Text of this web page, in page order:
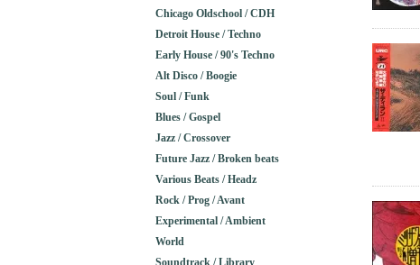
Chicago Oldschool / CDH
Detroit House / Techno
Early House / 90's Techno
Alt Disco / Boogie
Soul / Funk
Blues / Gospel
Jazz / Crossover
Future Jazz / Broken beats
Various Beats / Headz
Rock / Prog / Avant
Experimental / Ambient
World
Soundtrack / Library